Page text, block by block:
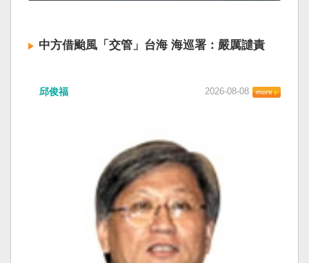
中方借颱風「交管」台海 海巡署：嚴厲譴責
「將對經過台灣海峽南口北上船舶實施交通管
視網） 陸委會：中共無理粗魯聲明 極其可笑 中國
廣東海事局公告，受到颱風白海豚影響，「將對
經過台灣海峽南口北上船舶實施交通管制」。海
巡署昨晚嚴正駁斥，強調中國無任何權利在台灣
海峽實施交通管制。陸委會也表示，中共假借颱
風名義聲稱管制相關海域，違反聯合國海洋法公
約等國際規範，「中共有關部門的無理粗魯聲明
是對國際秩序與規範的無知、漠視與踐踏，極其
邱俊福 2026-08-08